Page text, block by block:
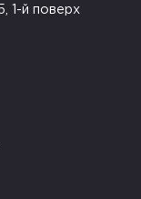
1-й поверх